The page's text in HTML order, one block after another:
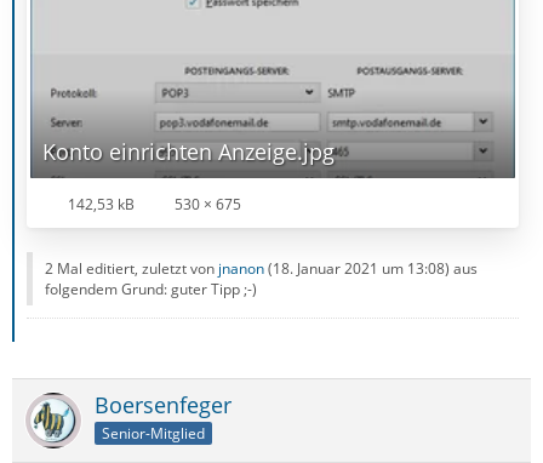
Konto einrichten Anzeige.jpg
142,53 kB 530 × 675
2 Mal editiert, zuletzt von jnanon(18. Januar 2021 um 13:08) aus
folgendem Grund: guter Tipp ;-)
Boersenfeger
Senior-Mitglied